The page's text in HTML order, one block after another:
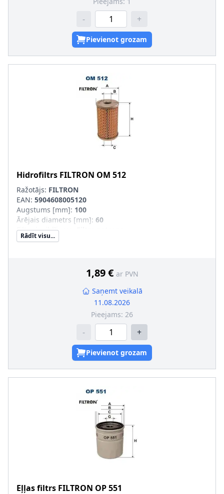
- +
Pievienot grozam
Hidrofiltrs FILTRON OM 512
Ražotājs: FILTRON
EAN: 5904608005120
Augstums [mm]: 100
Ārējais diametrs [mm]: 60
Filtra izpildījums
Iekšējais diametrs 1 [mm]
Rādīt visu...
1,89 € ar PVN
Saņemt veikalā
11.08.2026
Pieejams: 26
- +
Pievienot grozam
Eļļas filtrs FILTRON OP 551